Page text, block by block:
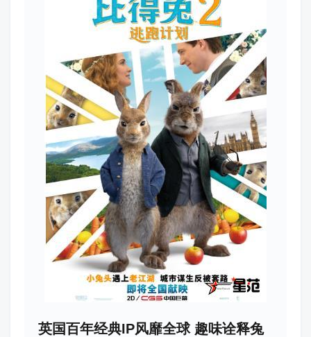
英国百年经典IP风靡全球 趣味诠释兔